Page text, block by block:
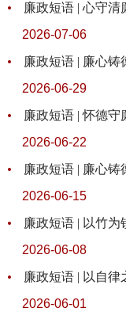
廉政短语 | 心守清
2026-07-06
廉政短语 | 廉心铸
2026-06-29
廉政短语 | 怀德守
2026-06-22
廉政短语 | 廉心铸
2026-06-15
廉政短语 | 以竹为
2026-06-08
廉政短语 | 以自
2026-06-01